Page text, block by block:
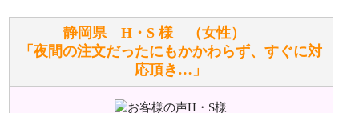
お任せください！それは当店が謡っています「おも
てなしの心」で対応させていただきます。
シュタイフのぬいぐるみは洗濯できますか？ ぬいぐ
るみのお手入れ方法を教えてください。
静岡県 H・S 様 （女性）
「夜間の注文だったにもかかわらず、すぐに対
応頂き…」